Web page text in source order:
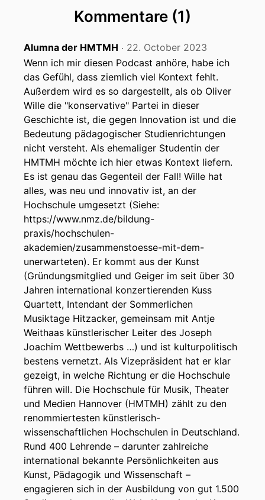
Kommentare (1)
Alumna der HMTMH ‧ 22. October 2023
Wenn ich mir diesen Podcast anhöre, habe ich
das Gefühl, dass ziemlich viel Kontext fehlt.
Außerdem wird es so dargestellt, als ob Oliver
Wille die "konservative" Partei in dieser
Geschichte ist, die gegen Innovation ist und die
Bedeutung pädagogischer Studienrichtungen
nicht versteht. Als ehemaliger Studentin der
HMTMH möchte ich hier etwas Kontext liefern.
Es ist genau das Gegenteil der Fall! Wille hat
alles, was neu und innovativ ist, an der
Hochschule umgesetzt (Siehe:
https://www.nmz.de/bildung-
praxis/hochschulen-
akademien/zusammenstoesse-mit-dem-
unerwarteten). Er kommt aus der Kunst
(Gründungsmitglied und Geiger im seit über 30
Jahren international konzertierenden Kuss
Quartett, Intendant der Sommerlichen
Musiktage Hitzacker, gemeinsam mit Antje
Weithaas künstlerischer Leiter des Joseph
Joachim Wettbewerbs …) und ist kulturpolitisch
bestens vernetzt. Als Vizepräsident hat er klar
gezeigt, in welche Richtung er die Hochschule
führen will. Die Hochschule für Musik, Theater
und Medien Hannover (HMTMH) zählt zu den
renommiertesten künstlerisch-
wissenschaftlichen Hochschulen in Deutschland.
Rund 400 Lehrende – darunter zahlreiche
international bekannte Persönlichkeiten aus
Kunst, Pädagogik und Wissenschaft –
engagieren sich in der Ausbildung von gut 1.500